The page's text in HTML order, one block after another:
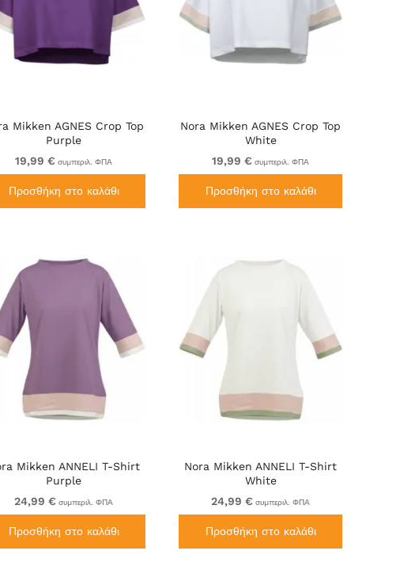
Mikken AGNES Crop Top
Purple
19,99 € συμπεριλ. ΦΠΑ
Προσθήκη στο καλάθι
Nora Mikken AGNES Crop Top
White
19,99 € συμπεριλ. ΦΠΑ
Προσθήκη στο καλάθι
Mikken ANNELI T-Shirt
Purple
24,99 € συμπεριλ. ΦΠΑ
Προσθήκη στο καλάθι
Nora Mikken ANNELI T-Shirt
White
24,99 € συμπεριλ. ΦΠΑ
Προσθήκη στο καλάθι